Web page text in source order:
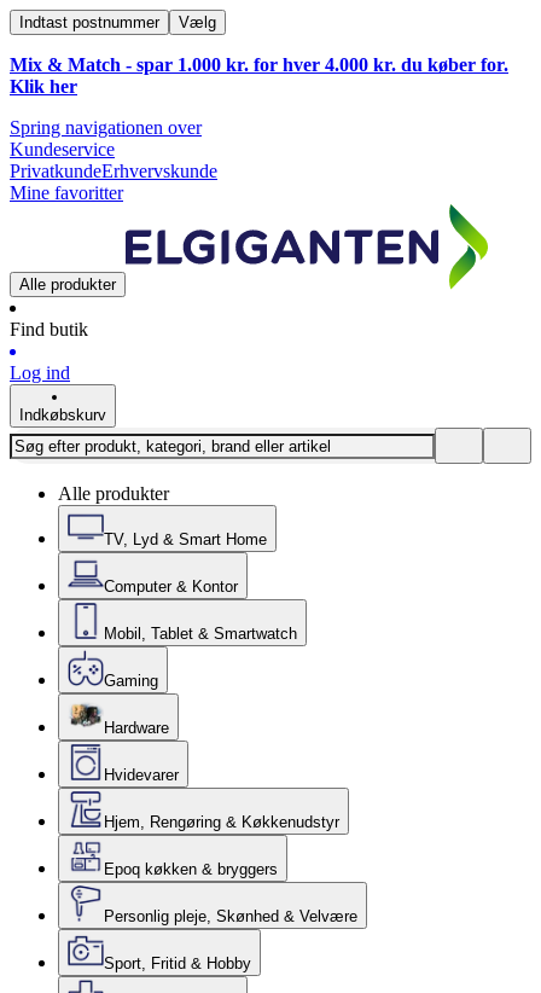
Indtast postnummer Vælg
Mix & Match - spar 1.000 kr. for hver 4.000 kr. du køber for.
Klik her
Spring navigationen over
Kundeservice
PrivatkundeErhvervskunde
Mine favoritter
Alle produkter
Find butik
Log ind
Indkøbskurv
Alle produkter
TV, Lyd & Smart Home
Computer & Kontor
Mobil, Tablet & Smartwatch
Gaming
Hardware
Hvidevarer
Hjem, Rengøring & Køkkenudstyr
Epoq køkken & bryggers
Personlig pleje, Skønhed & Velvære
Sport, Fritid & Hobby